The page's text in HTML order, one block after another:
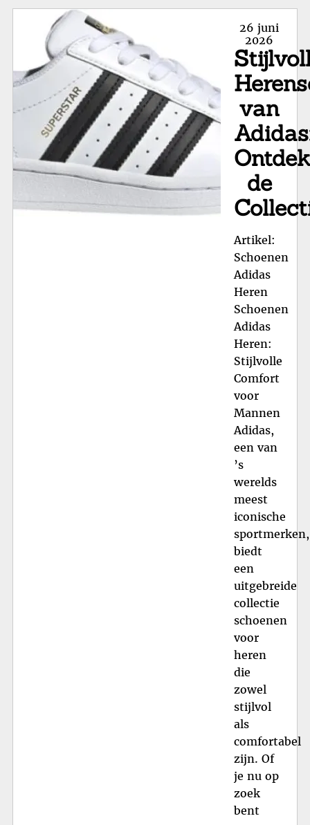
tot
Posted
on
26 juni
2026
van
Ontdek
de
Artikel:
Schoenen
Adidas
Heren
Schoenen
Adidas
Heren:
Stijlvolle
Comfort
voor
Mannen
Adidas,
een van
’s
werelds
meest
iconische
sportmerken,
biedt
een
uitgebreide
collectie
schoenen
voor
heren
die
zowel
stijlvol
als
comfortabel
zijn. Of
je nu op
zoek
bent